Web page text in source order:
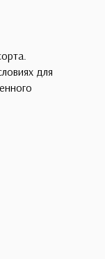
для